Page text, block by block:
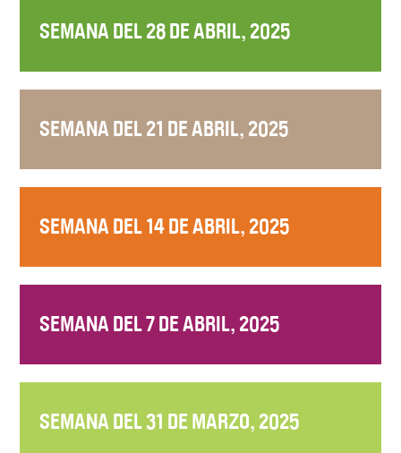
SEMANA DEL 28 DE ABRIL, 2025
SEMANA DEL 21 DE ABRIL, 2025
SEMANA DEL 14 DE ABRIL, 2025
SEMANA DEL 7 DE ABRIL, 2025
SEMANA DEL 31 DE MARZO, 2025